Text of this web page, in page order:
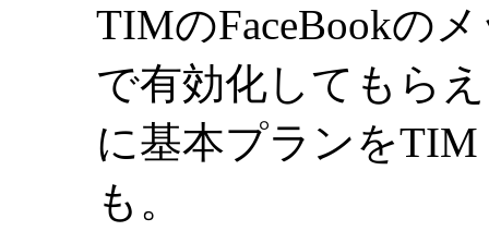
TIMのFaceBookの
で有効化してもら
に基本プランを
も。